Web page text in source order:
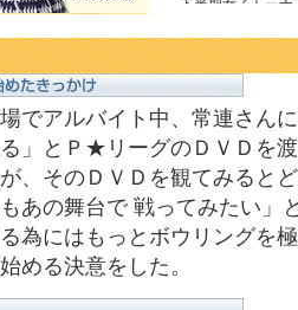
でアルバイト中、常連さん
」とＰ★リーグのＤＶＤを
、そのＤＶＤを観てみると
もあの舞台で 戦ってみたい
為にはもっとボウリングを
める決意をした。